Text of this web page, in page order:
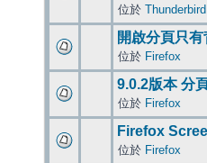
位於 Thunderbird
開啟分頁只
位於 Firefox
9.0.2版本 分
位於 Firefox
Firefox
位於 Firefox